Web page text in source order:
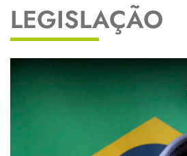
LEGISLAÇÃO